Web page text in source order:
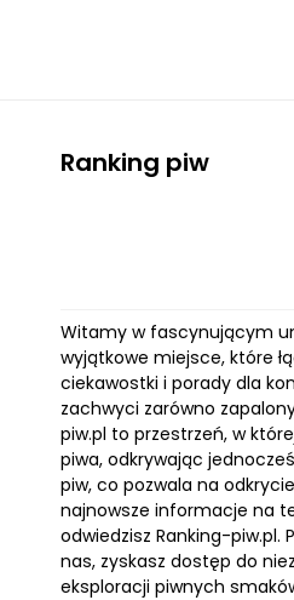
Ranking piw
Witamy w fascynującym
wyjątkowe miejsce, które
ciekawostki i porady dla
zachwyci zarówno
piw.pl to przestrzeń, w
piwa, odkrywając
piw, co pozwala na
najnowsze informacje na
odwiedzisz Ranking-piw.pl.
nas, zyskasz dostęp do
eksploracji piwnych